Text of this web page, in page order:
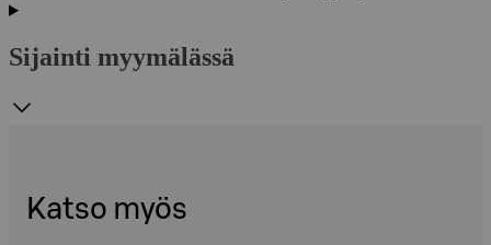
Sijainti myymälässä
Katso myös